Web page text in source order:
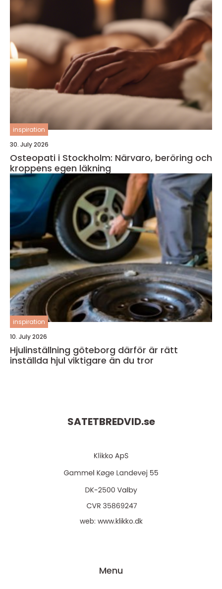
inspiration
30. July 2026
Osteopati i Stockholm: Närvaro, beröring och
kroppens egen läkning
inspiration
10. July 2026
Hjulinställning göteborg därför är rätt
inställda hjul viktigare än du tror
SATETBREDVID.se
web: www.klikko.dk
Menu